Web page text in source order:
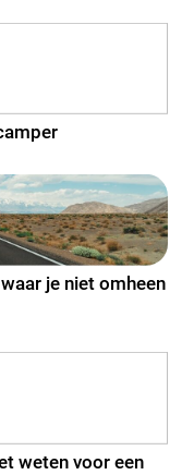
je niet omheen
weten voor een